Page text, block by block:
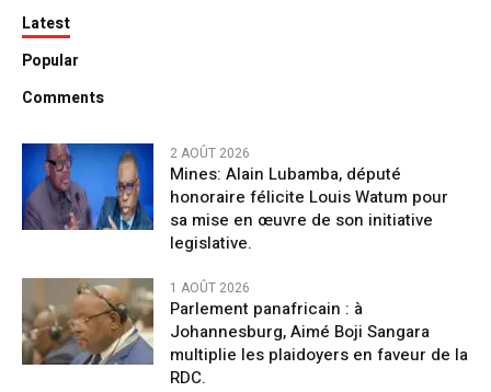
Latest
Popular
Comments
2 AOÛT 2026
Mines: Alain Lubamba, député
honoraire félicite Louis Watum pour
sa mise en œuvre de son initiative
legislative.
1 AOÛT 2026
Parlement panafricain : à
Johannesburg, Aimé Boji Sangara
multiplie les plaidoyers en faveur de la
RDC.